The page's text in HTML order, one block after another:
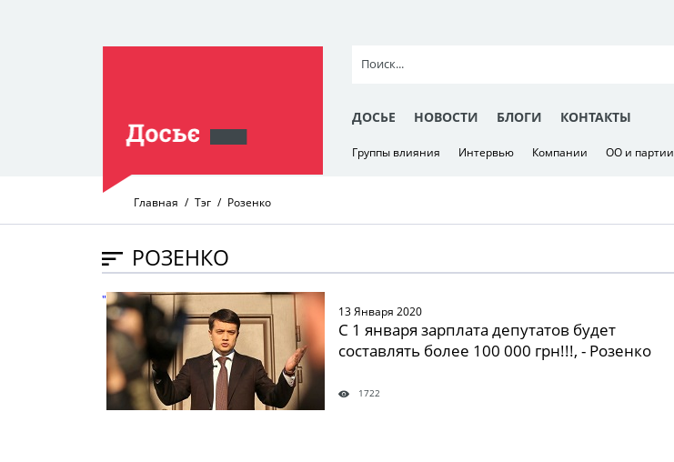
ДОСЬЕ НОВОСТИ БЛОГИ КОНТАКТЫ
Группы влияния Интервью Компании ОО и партии
Главная Тэг Розенко
РОЗЕНКО
" />
13 Января 2020
С 1 января зарплата депутатов будет
составлять более 100 000 грн!!!, - Розенко
1722